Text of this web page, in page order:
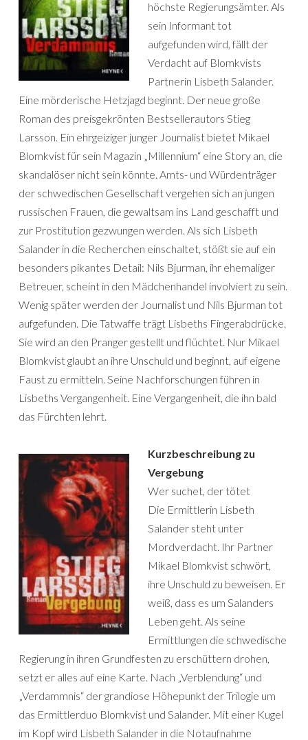
höchste Regierungsämter. Als
sein Informant tot
aufgefunden wird, fällt der
Verdacht auf Blomkvists
Partnerin Lisbeth Salander.
Eine mörderische Hetzjagd beginnt. Der neue große
Roman des preisgekrönten Bestsellerautors Stieg
Larsson. Ein ehrgeiziger junger Journalist bietet Mikael
Blomkvist für sein Magazin „Millennium“ eine Story an, die
skandalöser nicht sein könnte. Amts- und Würdenträger
der schwedischen Gesellschaft vergehen sich an jungen
russischen Frauen, die gewaltsam ins Land geschafft und
zur Prostitution gezwungen werden. Als sich Lisbeth
Salander in die Recherchen einschaltet, stößt sie auf ein
besonders pikantes Detail: Nils Bjurman, ihr ehemaliger
Betreuer, scheint in den Mädchenhandel involviert zu sein.
Wenig später werden der Journalist und Nils Bjurman tot
aufgefunden. Die Tatwaffe trägt Lisbeths Fingerabdrücke.
Sie wird an den Pranger gestellt und flüchtet. Nur Mikael
Blomkvist glaubt an ihre Unschuld und beginnt, auf eigene
Faust zu ermitteln. Seine Nachforschungen führen in
Lisbeths Vergangenheit. Eine Vergangenheit, die ihn bald
das Fürchten lehrt.
Kurzbeschreibung zu
Vergebung
Wer suchet, der tötet
Die Ermittlerin Lisbeth
Salander steht unter
Mordverdacht. Ihr Partner
Mikael Blomkvist schwört,
ihre Unschuld zu beweisen. Er
weiß, dass es um Salanders
Leben geht. Als seine
Ermittlungen die schwedische
Regierung in ihren Grundfesten zu erschüttern drohen,
setzt er alles auf eine Karte. Nach „Verblendung“ und
„Verdammnis“ der grandiose Höhepunkt der Trilogie um
das Ermittlerduo Blomkvist und Salander. Mit einer Kugel
im Kopf wird Lisbeth Salander in die Notaufnahme